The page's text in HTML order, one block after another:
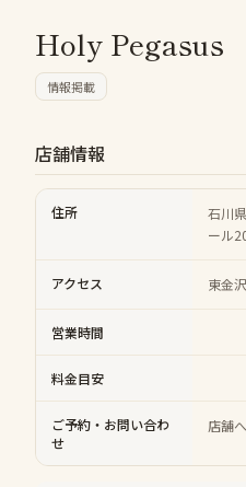
Holy Pegasus
情報掲載
店舗情報
住所
石川
ール
アクセス 東金
営業時間
料金目安
ご予約・お問い合わ
せ
店舗